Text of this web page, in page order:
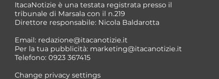
*
ItacaNotizie è una testata registrata presso il
tribunale di Marsala con il n.219
Direttore responsabile: Nicola Baldarotta
Email: redazione@itacanotizie.it
Per la tua pubblicità: marketing@itacanotizie.it
Telefono: 0923 367415
Change privacy settings